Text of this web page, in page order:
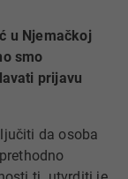
u Njemačkoj
smo
prijavu
da osoba